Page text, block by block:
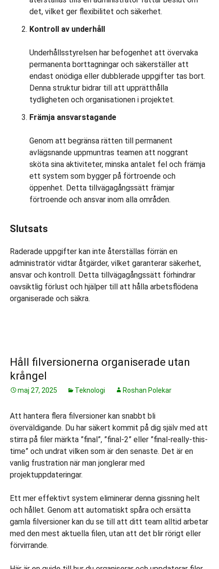
det, vilket ger flexibilitet och säkerhet.
Kontroll av underhåll
Underhållsstyrelsen har befogenhet att övervaka
permanenta borttagningar och säkerställer att
endast onödiga eller dubblerade uppgifter tas bort.
Denna struktur bidrar till att upprätthålla
tydligheten och organisationen i projektet.
Främja ansvarstagande
Genom att begränsa rätten till permanent
avlägsnande uppmuntras teamen att noggrant
sköta sina aktiviteter, minska antalet fel och främja
ett system som bygger på förtroende och
öppenhet. Detta tillvägagångssätt främjar
förtroende och ansvar inom alla områden.
Slutsats
Raderade uppgifter kan inte återställas förrän en
administratör vidtar åtgärder, vilket garanterar säkerhet,
ansvar och kontroll. Detta tillvägagångssätt förhindrar
oavsiktlig förlust och hjälper till att hålla arbetsflödena
organiserade och säkra.
Håll filversionerna organiserade utan
krångel
maj 27, 2025 Teknologi Roshan Polekar
Att hantera flera filversioner kan snabbt bli
överväldigande. Du har säkert kommit på dig själv med att
stirra på filer märkta ”final”, ”final-2” eller ”final-really-this-
time” och undrat vilken som är den senaste. Det är en
vanlig frustration när man jonglerar med
projektuppdateringar.
Ett mer effektivt system eliminerar denna gissning helt
och hållet. Genom att automatiskt spåra och ersätta
gamla filversioner kan du se till att ditt team alltid arbetar
med den mest aktuella filen, utan att det blir rörigt eller
förvirrande.